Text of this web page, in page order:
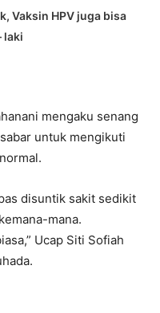
Vaksin HPV juga bisa
laki
mengaku senang
untuk mengikuti
disuntik sakit sedikit
mana.
Ucap Siti Sofiah